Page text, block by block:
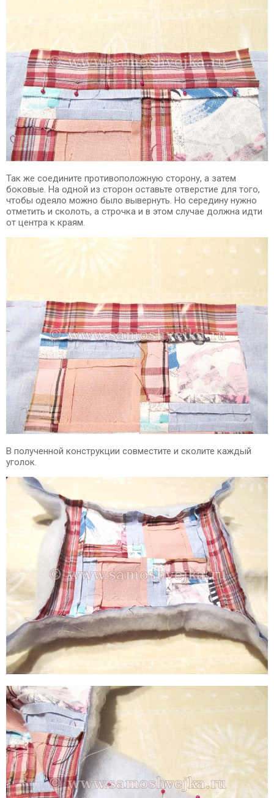
Так же соедините противоположную сторону, а затем
боковые. На одной из сторон оставьте отверстие для того,
чтобы одеяло можно было вывернуть. Но середину нужно
отметить и сколоть, а строчка и в этом случае должна идти
от центра к краям.
В полученной конструкции совместите и сколите каждый
уголок.